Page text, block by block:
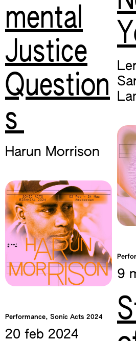
mental
Justice
Question
s
Harun Morrison
Performance, Sonic Acts 2024
20 feb 2024
9